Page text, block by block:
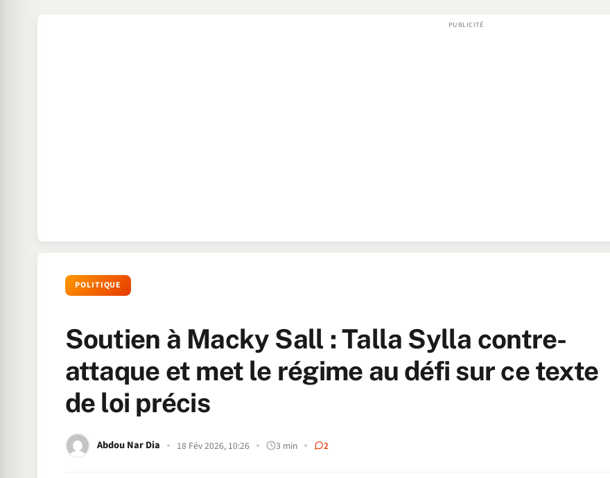
POLITIQUE
Soutien à Macky Sall : Talla Sylla contre-
attaque et met le régime au défi sur ce texte
de loi précis
Abdou Nar Dia 18 Fév 2026, 10:26 3 min 2